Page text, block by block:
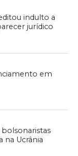
indulto a
jurídico
em
bolsonaristas
na Ucrânia